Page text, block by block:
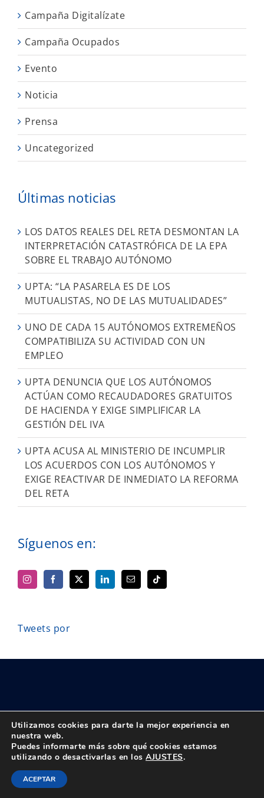
Campaña Digitalízate
Campaña Ocupados
Evento
Noticia
Prensa
Uncategorized
Últimas noticias
LOS DATOS REALES DEL RETA DESMONTAN LA
INTERPRETACIÓN CATASTRÓFICA DE LA EPA
SOBRE EL TRABAJO AUTÓNOMO
UPTA: “LA PASARELA ES DE LOS
MUTUALISTAS, NO DE LAS MUTUALIDADES”
UNO DE CADA 15 AUTÓNOMOS EXTREMEÑOS
COMPATIBILIZA SU ACTIVIDAD CON UN
EMPLEO
UPTA DENUNCIA QUE LOS AUTÓNOMOS
ACTÚAN COMO RECAUDADORES GRATUITOS
DE HACIENDA Y EXIGE SIMPLIFICAR LA
GESTIÓN DEL IVA
UPTA ACUSA AL MINISTERIO DE INCUMPLIR
LOS ACUERDOS CON LOS AUTÓNOMOS Y
EXIGE REACTIVAR DE INMEDIATO LA REFORMA
DEL RETA
Síguenos en:
Tweets por
© Copyright 2018 - 2026 UPTA | Todos los derechos reservados
|Política de privacidad|Aviso Legal
Utilizamos cookies para darte la mejor experiencia en
nuestra web.
Puedes informarte más sobre qué cookies estamos
utilizando o desactivarlas en los AJUSTES.
ACEPTAR